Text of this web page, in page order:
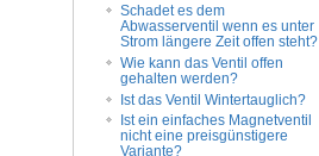
Schadet es dem
Abwasserventil wenn es unter
Strom längere Zeit offen steht?
Wie kann das Ventil offen
gehalten werden?
Ist das Ventil Wintertauglich?
Ist ein einfaches Magnetventil
nicht eine preisgünstigere
Variante?